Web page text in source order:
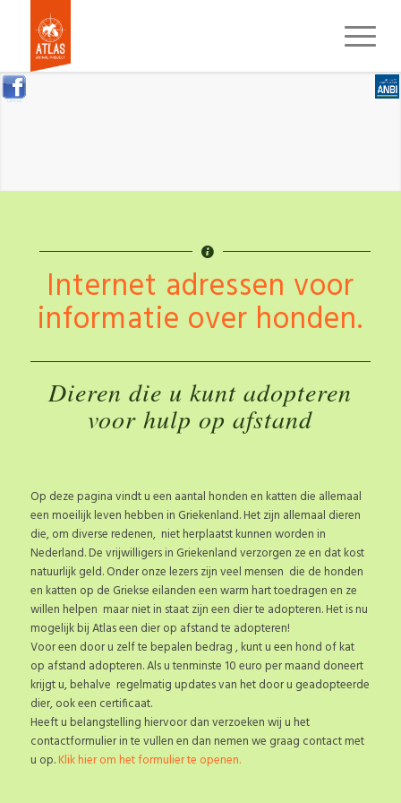
Like us
Internet adressen voor
informatie over honden.
Dieren die u kunt adopteren
voor hulp op afstand
Op deze pagina vindt u een aantal honden en katten die allemaal
een moeilijk leven hebben in Griekenland. Het zijn allemaal dieren
die, om diverse redenen, niet herplaatst kunnen worden in
Nederland. De vrijwilligers in Griekenland verzorgen ze en dat kost
natuurlijk geld. Onder onze lezers zijn veel mensen die de honden
en katten op de Griekse eilanden een warm hart toedragen en ze
willen helpen maar niet in staat zijn een dier te adopteren. Het is nu
mogelijk bij Atlas een dier op afstand te adopteren!
Voor een door u zelf te bepalen bedrag , kunt u een hond of kat
op afstand adopteren. Als u tenminste 10 euro per maand doneert
krijgt u, behalve regelmatig updates van het door u geadopteerde
dier, ook een certificaat.
Heeft u belangstelling hiervoor dan verzoeken wij u het
contactformulier in te vullen en dan nemen we graag contact met
u op.Klik hier om het formulier te openen.